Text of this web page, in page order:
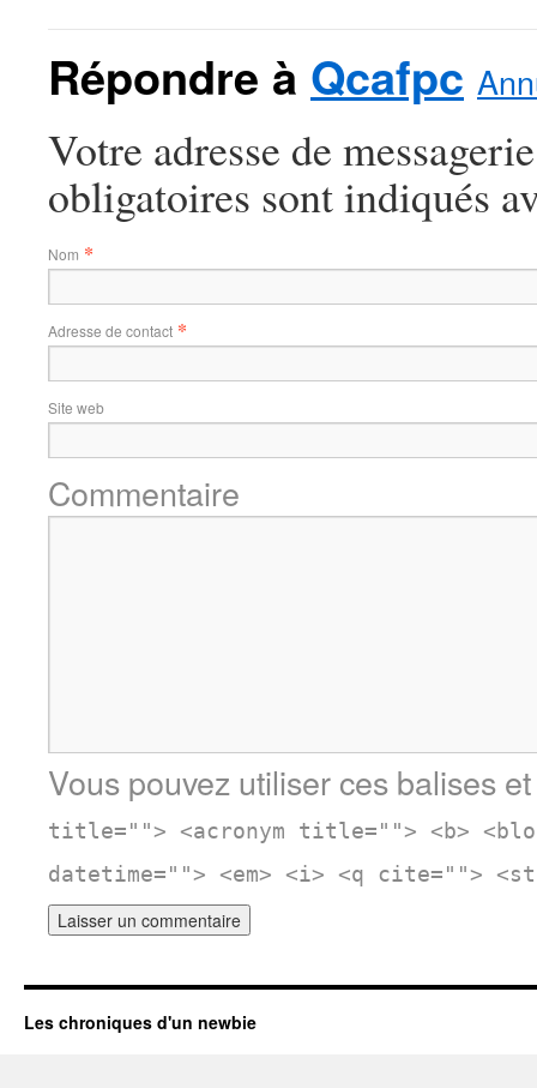
Répondre à Qcafpc
Votre adresse de
obligatoires sont indiqués
Nom *
Adresse de contact *
Site web
Commentaire
Vous pouvez utiliser ces balises
title=""> <acronym title=""> <b>
datetime=""> <em> <i> <q cite="">
Les chroniques d'un newbie